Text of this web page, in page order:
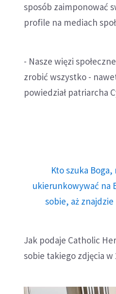
sposób zaimponować
profile na mediach
- Nasze więzi
zrobić wszystko -
powiedział patriarcha
Kto szuka
ukierunkowywać na
sobie, aż
Jak podaje Catholic
sobie takiego zdjęcia w